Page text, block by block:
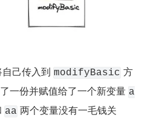
己传入到 modifyBasic 方
一份并赋值给了一个新变量 a
aa 两个变量没有一毛钱关